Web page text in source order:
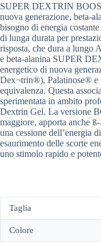
SUPER DEXTRIN
nuova generazione, beta-
bisogno di energia
di lunga durata per
risposta, che dura a lungo
e beta-alanina SUPER
energetico di nuova
Dex¬trin®), Palatinose® e
equivalenza. Questa
sperimentata in ambito
Dextrin Gel. La versione
maggiore, apporta anche
una cessione dell’energia
esaurimento delle scorte
uno stimolo rapido e
Taglia
Colore